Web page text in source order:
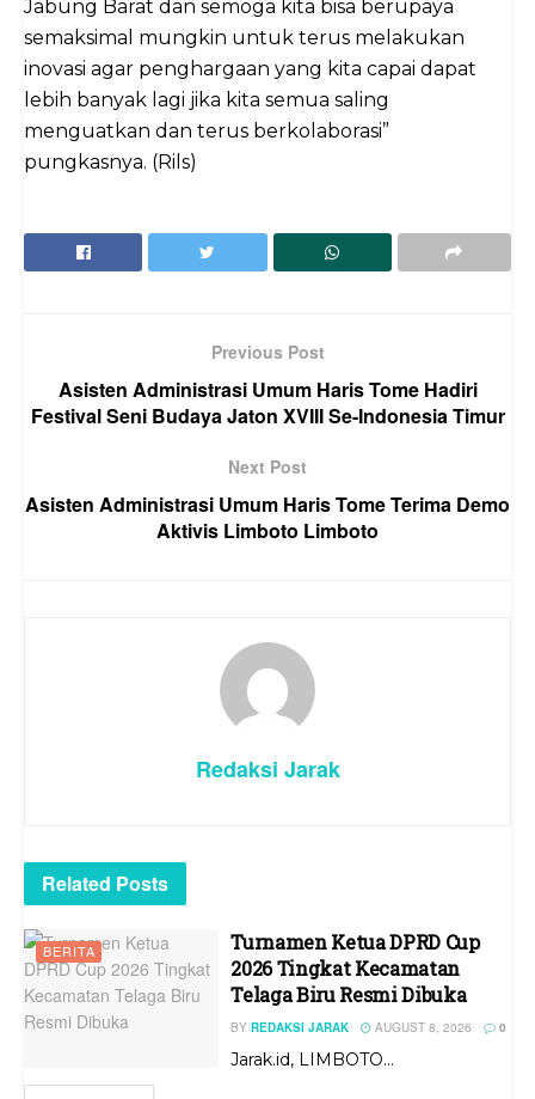
Jabung Barat dan semoga kita bisa berupaya
semaksimal mungkin untuk terus melakukan
inovasi agar penghargaan yang kita capai dapat
lebih banyak lagi jika kita semua saling
menguatkan dan terus berkolaborasi”
pungkasnya. (Rils)
Previous Post
Asisten Administrasi Umum Haris Tome Hadiri
Festival Seni Budaya Jaton XVIII Se-Indonesia Timur
Next Post
Asisten Administrasi Umum Haris Tome Terima Demo
Aktivis Limboto Limboto
Redaksi Jarak
Related Posts
BERITA
Turnamen Ketua DPRD Cup
2026 Tingkat Kecamatan
Telaga Biru Resmi Dibuka
BY REDAKSI JARAK AUGUST 8, 2026 0
Jarak.id, LIMBOTO...